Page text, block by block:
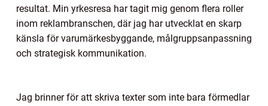
resultat. Min yrkesresa har tagit mig genom flera roller
inom reklambranschen, där jag har utvecklat en skarp
känsla för varumärkesbyggande, målgruppsanpassning
och strategisk kommunikation.
Jag brinner för att skriva texter som inte bara förmedlar